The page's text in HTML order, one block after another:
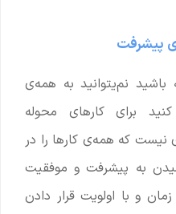
باشید نم‌یتوانید به همه‌ی
برای کارهای محوله
نیست که همه‌ی کارها را در
به پیشرفت و موفقیت
و با اولویت قرار دادن